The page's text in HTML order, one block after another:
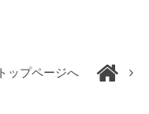
トップページへ